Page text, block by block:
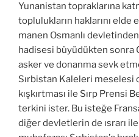
Yunanistan topraklarına
toplulukların haklarını elde
manen Osmanlı
hadisesi büyüdükten sonra
asker ve donanma sevk
Sırbistan Kaleleri meselesi
kışkırtması ile Sırp Prensi
terkini ister. Bu isteğe
diğer devletlerin de ısrarı